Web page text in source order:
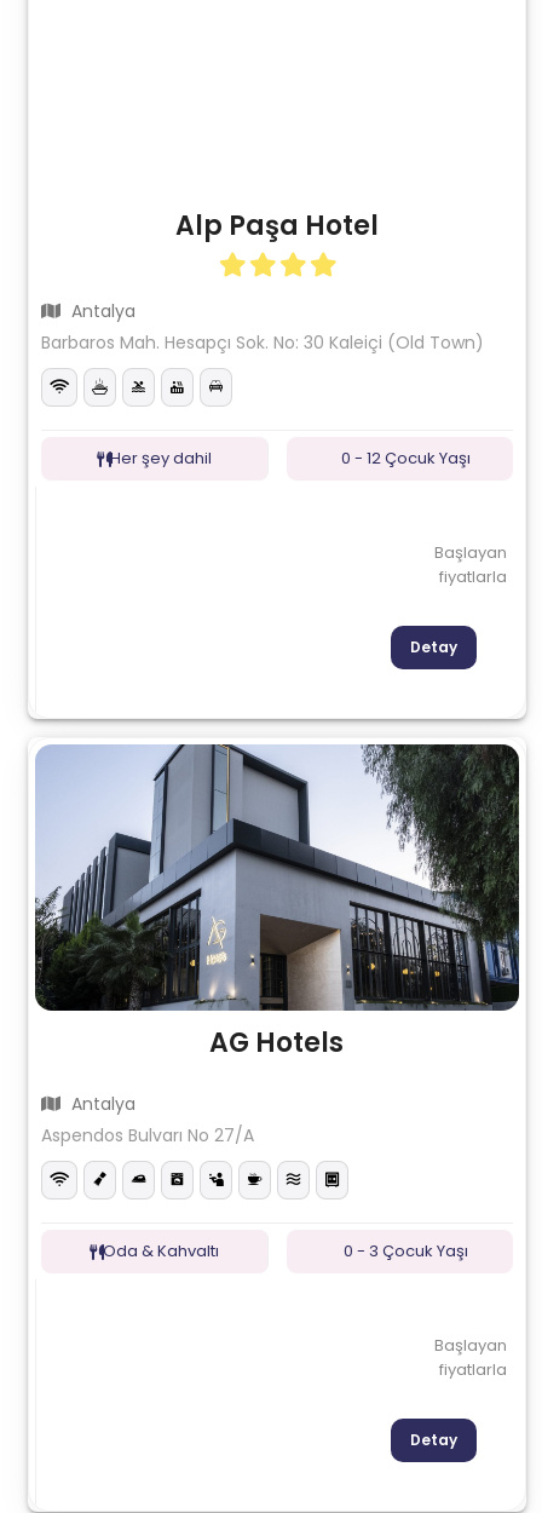
Alp Paşa Hotel
Antalya
Barbaros Mah. Hesapçı Sok. No: 30 Kaleiçi (Old Town)
Her şey dahil 0 - 12 Çocuk Yaşı
Başlayan
fiyatlarla
Detay
AG Hotels
Antalya
Aspendos Bulvarı No 27/A
Oda & Kahvaltı 0 - 3 Çocuk Yaşı
Başlayan
fiyatlarla
Detay